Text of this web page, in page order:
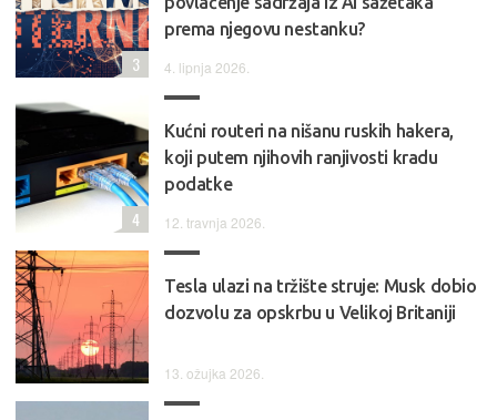
prema njegovu nestanku?
4. lipnja 2026.
3
Kućni routeri na nišanu ruskih hakera,
koji putem njihovih ranjivosti kradu
podatke
12. travnja 2026.
4
Tesla ulazi na tržište struje: Musk dobio
dozvolu za opskrbu u Velikoj Britaniji
13. ožujka 2026.